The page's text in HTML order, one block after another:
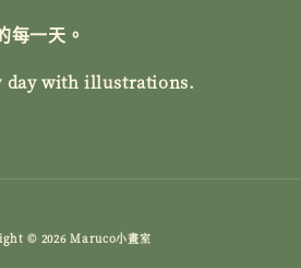
每一天。
day with illustrations.
© 2026 Maruco小畫室